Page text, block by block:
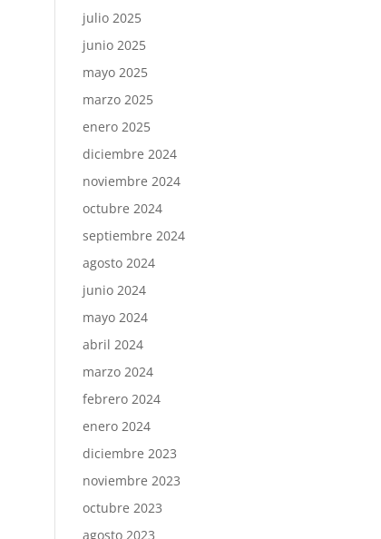
julio 2025
junio 2025
mayo 2025
marzo 2025
enero 2025
diciembre 2024
noviembre 2024
octubre 2024
septiembre 2024
agosto 2024
junio 2024
mayo 2024
abril 2024
marzo 2024
febrero 2024
enero 2024
diciembre 2023
noviembre 2023
octubre 2023
agosto 2023